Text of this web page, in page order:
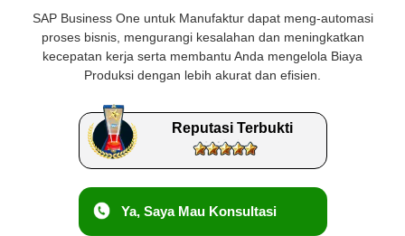
SAP Business One untuk Manufaktur dapat meng-automasi
proses bisnis, mengurangi kesalahan dan meningkatkan
kecepatan kerja serta membantu Anda mengelola Biaya
Produksi dengan lebih akurat dan efisien.
Reputasi Terbukti
Ya, Saya Mau Konsultasi